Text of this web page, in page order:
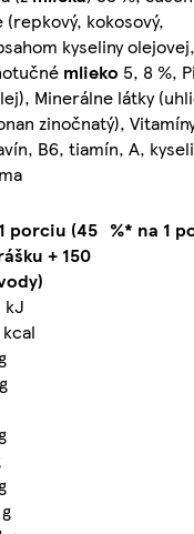
(repkový, kokosový,
kyseliny olejovej,
mlieko 5, 8 %,
Minerálne látky
zinočnatý),
B6, tiamín, A,
porciu (45
+ 150
%* na 1
kJ
kcal